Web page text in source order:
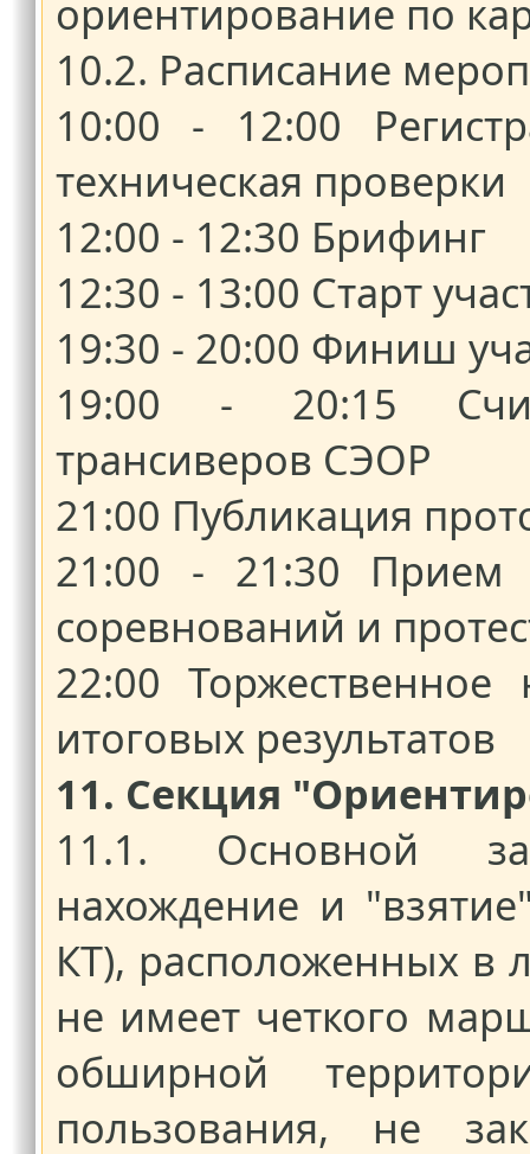
ориентирование по
10.2. Расписание
10:00 - 12:00
техническая проверки
12:00 - 12:30 Брифинг
12:30 - 13:00 Старт
19:30 - 20:00 Финиш
19:00 - 20:15
трансиверов СЭОР
21:00 Публикация
21:00 - 21:30 Прием
соревнований и
22:00
итоговых результатов
11. Секция
11.1. Основной
нахождение и
КТ), расположенных в
не имеет четкого
обширной
пользования, не